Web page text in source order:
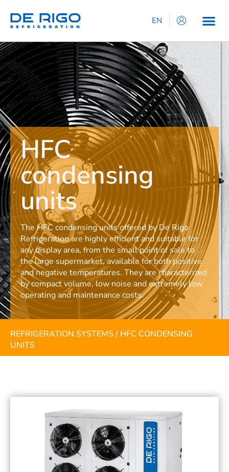
EN
IT
ES
DE
FR
HFC
condensing
units
The HFC condensing units offered by De Rigo
Refrigeration are highly efficient and suitable for
any display area, from the small point of sale to
the large supermarket, available for both positive
and negative temperatures. They are characterized
by compact volume, low noise and extremely low
operating and maintenance costs.
REFRIGERATION SYSTEMS/ HFC CONDENSING
UNITS